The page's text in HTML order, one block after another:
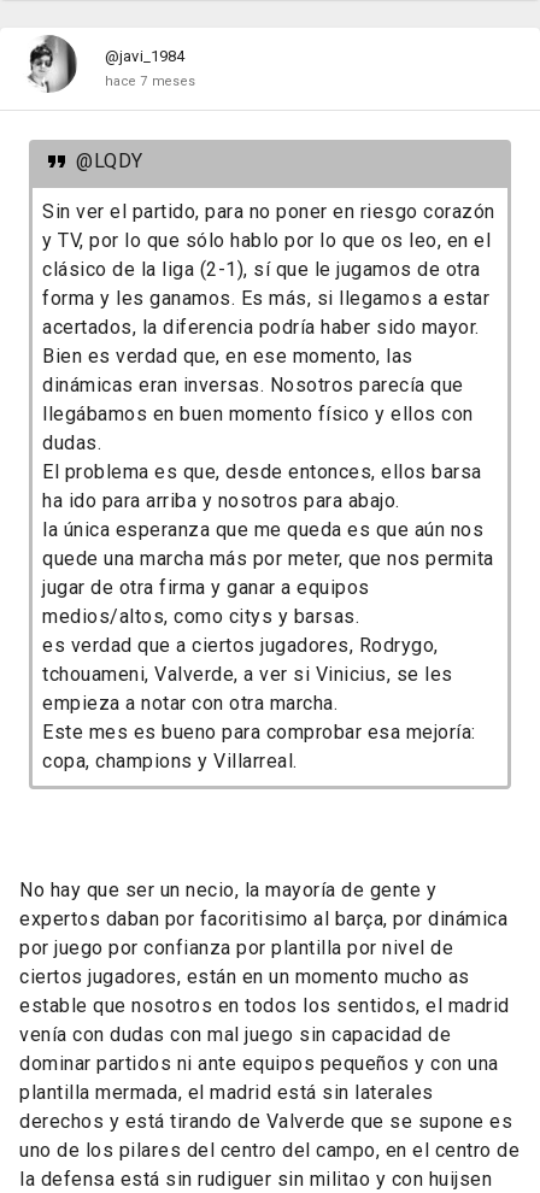
@javi_1984
hace 7 meses
@LQDY
Sin ver el partido, para no poner en riesgo corazón
y TV, por lo que sólo hablo por lo que os leo, en el
clásico de la liga (2-1), sí que le jugamos de otra
forma y les ganamos. Es más, si llegamos a estar
acertados, la diferencia podría haber sido mayor.
Bien es verdad que, en ese momento, las
dinámicas eran inversas. Nosotros parecía que
llegábamos en buen momento físico y ellos con
dudas.
El problema es que, desde entonces, ellos barsa
ha ido para arriba y nosotros para abajo.
la única esperanza que me queda es que aún nos
quede una marcha más por meter, que nos permita
jugar de otra firma y ganar a equipos
medios/altos, como citys y barsas.
es verdad que a ciertos jugadores, Rodrygo,
tchouameni, Valverde, a ver si Vinicius, se les
empieza a notar con otra marcha.
Este mes es bueno para comprobar esa mejoría:
copa, champions y Villarreal.
No hay que ser un necio, la mayoría de gente y
expertos daban por facoritisimo al barça, por dinámica
por juego por confianza por plantilla por nivel de
ciertos jugadores, están en un momento mucho as
estable que nosotros en todos los sentidos, el madrid
venía con dudas con mal juego sin capacidad de
dominar partidos ni ante equipos pequeños y con una
plantilla mermada, el madrid está sin laterales
derechos y está tirando de Valverde que se supone es
uno de los pilares del centro del campo, en el centro de
la defensa está sin rudiguer sin militao y con huijsen